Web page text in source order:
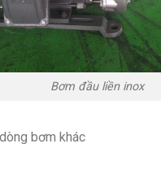
Bơm đầu liền inox
bơm khác